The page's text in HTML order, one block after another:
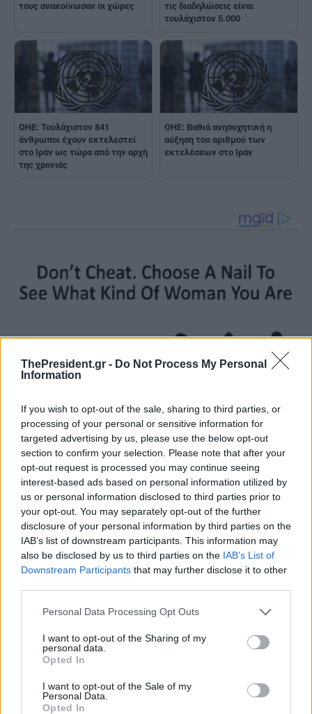
ThePresident.gr - Do Not Process My Personal
Information
If you wish to opt-out of the sale, sharing to third parties, or
processing of your personal or sensitive information for
targeted advertising by us, please use the below opt-out
section to confirm your selection. Please note that after your
opt-out request is processed you may continue seeing
interest-based ads based on personal information utilized by
us or personal information disclosed to third parties prior to
your opt-out. You may separately opt-out of the further
disclosure of your personal information by third parties on the
IAB’s list of downstream participants. This information may
also be disclosed by us to third parties on the IAB’s List of
Downstream Participants that may further disclose it to other
Personal Data Processing Opt Outs
I want to opt-out of the Sharing of my
personal data.
Opted In
I want to opt-out of the Sale of my
Personal Data.
Opted In
τους ανακοίνωσαν οι χώρες
τις διαδηλώσεις είναι
τουλάχιστον 5.000
ΟΗΕ: Τουλάχιστον 841
άνθρωποι έχουν εκτελεστεί
στο Ιράν ως τώρα από την αρχή
της χρονιάς
OHE: Βαθιά ανησυχητική η
αύξηση του αριθμού των
εκτελέσεων στο Ιράν